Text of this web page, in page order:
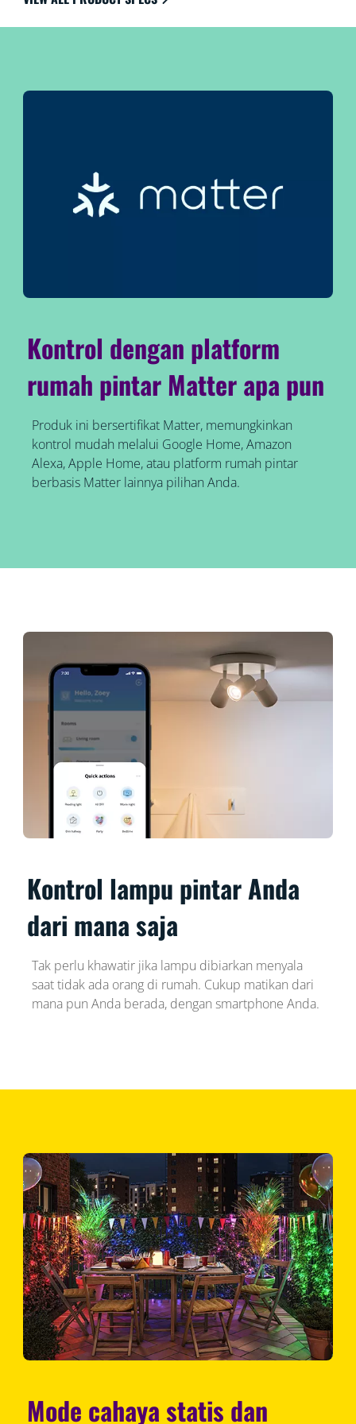
HomeKit untuk kemudahan penggunaan terbaik.
Kontrol dengan platform
rumah pintar Matter apa pun
Produk ini bersertifikat Matter, memungkinkan
kontrol mudah melalui Google Home, Amazon
Alexa, Apple Home, atau platform rumah pintar
berbasis Matter lainnya pilihan Anda.
Kontrol lampu pintar Anda
dari mana saja
Tak perlu khawatir jika lampu dibiarkan menyala
saat tidak ada orang di rumah. Cukup matikan dari
mana pun Anda berada, dengan smartphone Anda.
Mode cahaya statis dan